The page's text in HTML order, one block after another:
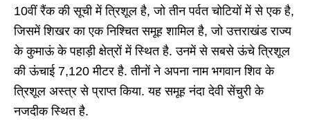
10वीं रैंक की सूची में त्रिशूल है, जो तीन पर्वत चोटियों में से एक है,
जिसमें शिखर का एक निश्चित समूह शामिल है, जो उत्तराखंड राज्य
के कुमाऊं के पहाड़ी क्षेत्रों में स्थित है. उनमें से सबसे ऊंचे त्रिशूल
की ऊंचाई 7,120 मीटर है. तीनों ने अपना नाम भगवान शिव के
त्रिशूल अस्त्र से प्राप्त किया. यह समूह नंदा देवी सेंचुरी के
नजदीक स्थित है.